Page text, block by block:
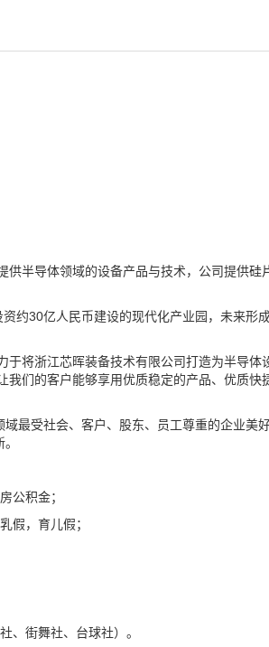
半导体领域的设备产品与技术，公司提供硅
约30亿人民币建设的现代化产业园，未来形
将浙江芯晖装备技术有限公司打造为半导体
我们的客户能够享用优质稳定的产品、优质快
最受社会、客户、股东、员工尊重的企业美
公积金；
假，育儿假；
、街舞社、台球社）。